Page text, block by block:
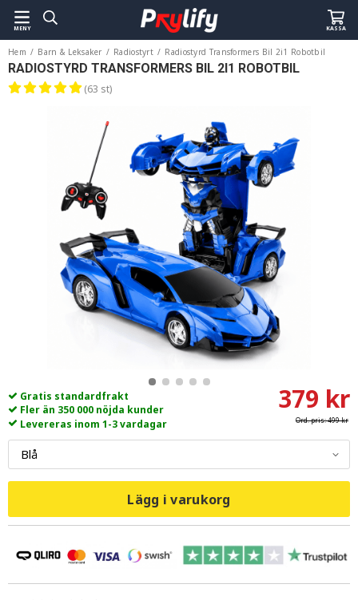
MENY KASSA
Hem / Barn & Leksaker / Radiostyrt / Radiostyrd Transformers Bil 2i1 Robotbil
RADIOSTYRD TRANSFORMERS BIL 2I1 ROBOTBIL
(63 st)
Gratis standardfrakt
Fler än 350 000 nöjda kunder
Levereras inom 1-3 vardagar
379 kr
Ord. pris:499 kr
Lägg i varukorg